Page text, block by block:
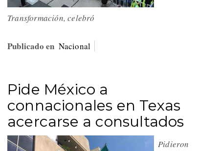
Transformación, celebró
Publicado en Nacional
Pide México a
connacionales en Texas
acercarse a consultados
Pidieron